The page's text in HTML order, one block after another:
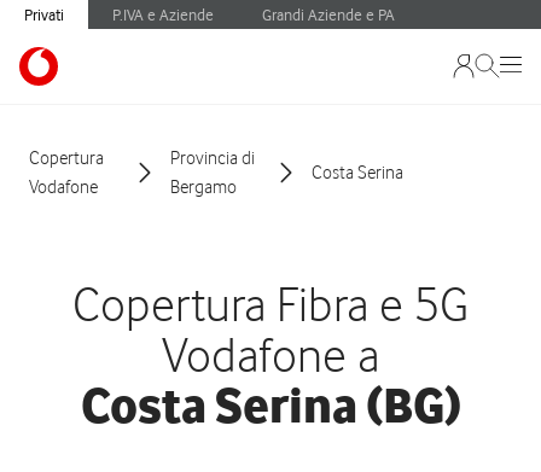
Privati P.IVA e Aziende Grandi Aziende e PA
Copertura
Vodafone
Provincia di
Bergamo
Costa Serina
Copertura Fibra e 5G
Vodafone a
Costa Serina (BG)